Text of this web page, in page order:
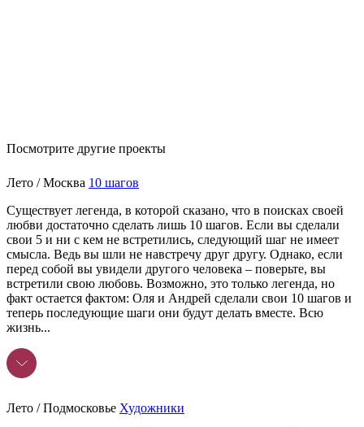
Посмотрите другие проекты
Лето / Москва 10 шагов
Существует легенда, в которой сказано, что в поисках своей
любви достаточно сделать лишь 10 шагов. Если вы сделали
свои 5 и ни с кем не встретились, следующий шаг не имеет
смысла. Ведь вы шли не навстречу друг другу. Однако, если
перед собой вы увидели другого человека – поверьте, вы
встретили свою любовь. Возможно, это только легенда, но
факт остается фактом: Оля и Андрей сделали свои 10 шагов и
теперь последующие шаги они будут делать вместе. Всю
жизнь...
Лето / Подмосковье Художники